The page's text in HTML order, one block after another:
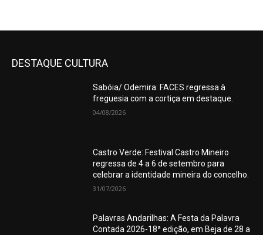
DESTAQUE CULTURA
Sabóia/ Odemira: FACES regressa à
freguesia com a cortiça em destaque.
04/08/2026
Castro Verde: Festival Castro Mineiro
regressa de 4 a 6 de setembro para
celebrar a identidade mineira do concelho.
31/07/2026
Palavras Andarilhas: A Festa da Palavra
Contada 2026-18ª edição, em Beja de 28 a